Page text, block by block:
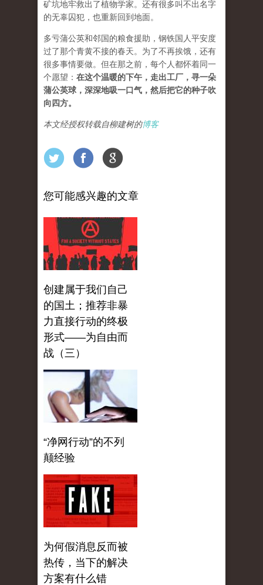
矿坑地牢救出了植物学家。还有很多叫不出名字
的无辜囚犯，也重新回到地面。
多亏蒲公英和邻国的粮食援助，钢铁国人平安度
过了那个青黄不接的春天。为了不再挨饿，还有
很多事情要做。但在那之前，每个人都怀着同一
个愿望： 在这个温暖的下午，走出工厂，寻一朵
蒲公英球，深深地吸一口气，然后把它的种子吹
向四方。
本文经授权转载自柳建树的博客
您可能感兴趣的文章
创建属于我们自己
的国土；推荐非暴
力直接行动的终极
形式——为自由而
战（三）
“净网行动”的不列
颠经验
为何假消息反而被
热传，当下的解决
方案有什么错